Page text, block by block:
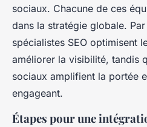
sociaux. Chacune de ces
dans la stratégie globale.
spécialistes SEO optimisent
améliorer la visibilité, tandis
sociaux amplifient la portée
engageant.
Étapes pour une